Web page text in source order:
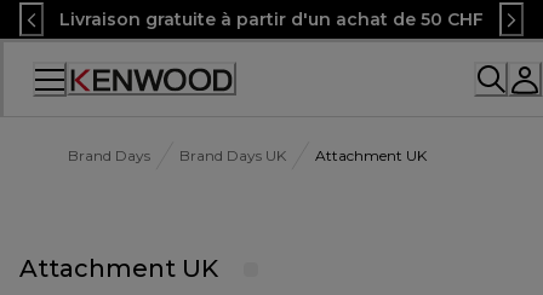
Skip
to
Content
Livraison gratuite à partir d'un achat de 50 CHF
Accessibility
Brand Days Brand Days UK Attachment UK
Attachment UK